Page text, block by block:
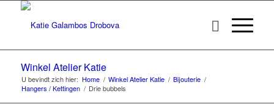
Winkel Atelier Katie
U bevindt zich hier: Home / Winkel Atelier Katie / Bijouterie /
Hangers / Kettingen / Drie bubbels